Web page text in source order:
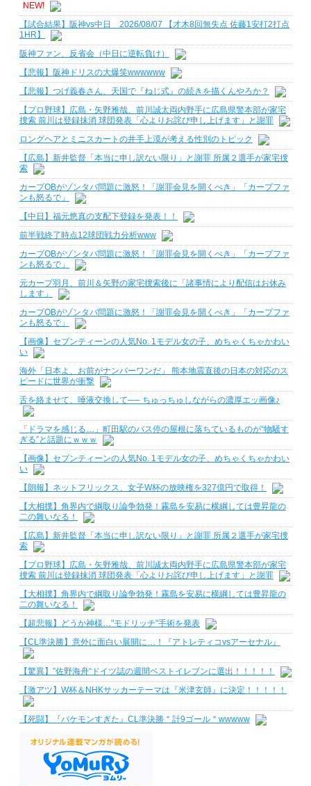
NEW!
【試合結果】阪神vs中日 2026/08/07 【才木8回無失点 佐藤1安打2打点
1HR】
阪神ファン、反省会（中日に逆転負け）
【悲報】阪神ドリスの大爆笑wwwwww
【悲報】つげ義春さん、天国で『ねじ式』の続きを描くんやろか？
【プロ野球】広島・矢野雅哉、前川誠太両内野手に広島県警本部が家宅
捜索 前川は登録抹消 球団発表「心よりお詫び申し上げます」と謝罪
ロングヘアとミニスカートの井手上漠が考える性別のトピック
【広島】新井監督「本当に申し訳ない限り」と謝罪 所属２選手が家宅捜
索
カープOBがゾンタバ問題に激怒！「謝罪会見を開くべき」「カープファ
ンも怒るで」
【中日】福元悠真の支配下登録を発表！！
前半戦終了時点12球団戦力分析www
カープOBがゾンタバ問題に激怒！「謝罪会見を開くべき」「カープファ
ンも怒るで」
元カープ羽月、前川＆矢野の家宅捜索後に「諸事情により配信はお休み
します」
カープOBがゾンタバ問題に激怒！「謝罪会見を開くべき」「カープファ
ンも怒るで」
【画像】セブンティーンの人気No. 1モデル女の子、めちゃくちゃかわい
い
海外「日本よ、お前がナンバーワンだ」 熊本地震直後の日本の対応のス
ピードに世界が衝撃
舌を絡ませて、唾液交換して── ちゅっちゅしながらの濃厚エッ画像♪
「ドラマを感じる…」町田駅のバス停の屋根に落ちているものが“物騒す
ぎる”と話題にｗｗｗ
【画像】セブンティーンの人気No. 1モデル女の子、めちゃくちゃかわい
い
【朗報】ネットフリックス、女子W杯の放映権を327億円で取得！
【大相撲】角界内で綱取り論争勃発！霧島を安易に横綱しては豊昇龍の
二の舞いなる！
【広島】新井監督「本当に申し訳ない限り」と謝罪 所属２選手が家宅捜
索
【プロ野球】広島・矢野雅哉、前川誠太両内野手に広島県警本部が家宅
捜索 前川は登録抹消 球団発表「心よりお詫び申し上げます」と謝罪
【大相撲】角界内で綱取り論争勃発！霧島を安易に横綱しては豊昇龍の
二の舞いなる！
【超悲報】どうか神様…"モドリッチ"手術を発表
【CL準決勝】意外に面白い展開に…！『アトレティコvsアーセナル』
【驚異】”佐野海舟“ドイツ誌の週間ベストイレブンに選出！！！！！
【激アツ】W杯＆NHKサッカーテーマは『米津玄師』に決定！！！！！
【死闘】『バケモンすぎた』CL準決勝＂計9ゴール＂wwwww